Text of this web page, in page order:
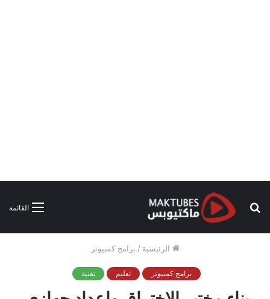
القائمة
بحث
الرئيسية / برامج كمبيوتر
برامج كمبيوتر تعليم تقنية